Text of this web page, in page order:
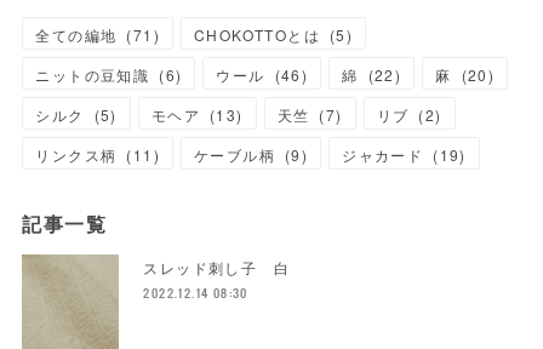
全ての編地 (71 ) CHOKOTTOとは (5)
ニットの豆知識 (6) ウール (46) 綿 (22) 麻 (20)
シルク
(5) モヘア (13) 天竺 (7) リブ (2)
リンクス柄 (11 ) ケーブル柄 (9) ジャカード (19)
記事一覧
スレッド刺し子 白
2022.12.14 08:30